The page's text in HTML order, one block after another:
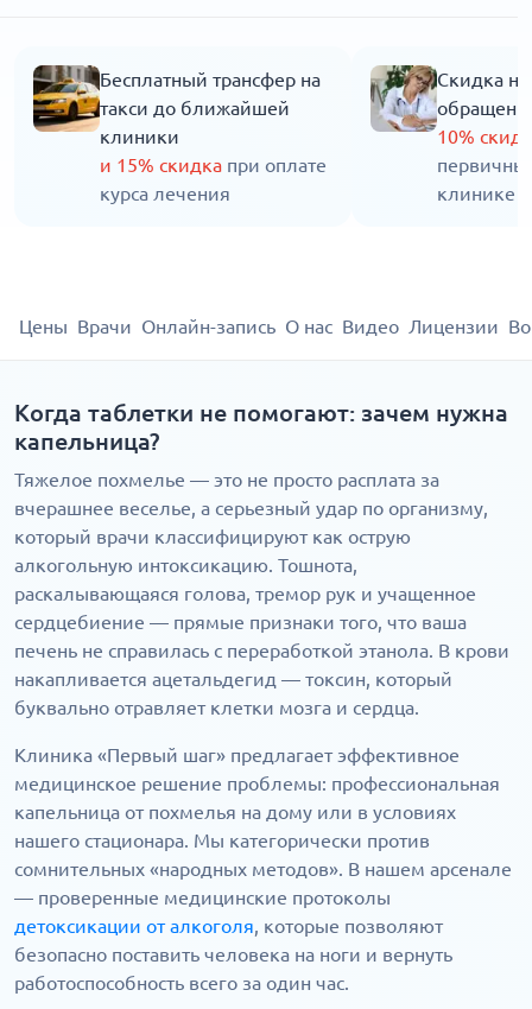
Бесплатный трансфер на
такси до ближайшей
клиники
и 15% скидка при оплате
курса лечения
Скидка
10%
клинике
Цены Врачи Онлайн-запись О нас Видео Лицензии
Когда таблетки не помогают: зачем нужна
капельница?
Тяжелое похмелье — это не просто расплата за
вчерашнее веселье, а серьезный удар по организму,
который врачи классифицируют как острую
алкогольную интоксикацию. Тошнота,
раскалывающаяся голова, тремор рук и учащенное
сердцебиение — прямые признаки того, что ваша
печень не справилась с переработкой этанола. В крови
накапливается ацетальдегид — токсин, который
буквально отравляет клетки мозга и сердца.
Клиника «Первый шаг» предлагает эффективное
медицинское решение проблемы: профессиональная
капельница от похмелья на дому или в условиях
нашего стационара. Мы категорически против
сомнительных «народных методов». В нашем арсенале
— проверенные медицинские протоколы
детоксикации от алкоголя, которые позволяют
безопасно поставить человека на ноги и вернуть
работоспособность всего за один час.